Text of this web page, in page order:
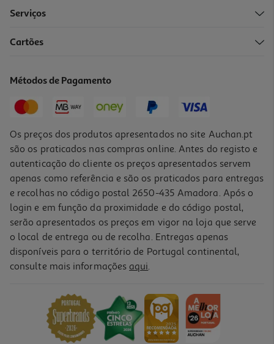
4.3
Amaciador Concentrado Auchan Talco 80 Doses
Serviços
Cartões
Métodos de Pagamento
Os preços dos produtos apresentados no site Auchan.pt
são os praticados nas compras online. Antes do registo e
autenticação do cliente os preços apresentados servem
apenas como referência e são os praticados para entregas
e recolhas no código postal 2650-435 Amadora. Após o
login e em função da proximidade e do código postal,
serão apresentados os preços em vigor na loja que serve
o local de entrega ou de recolha. Entregas apenas
disponíveis para o território de Portugal continental,
consulte mais informações aqui.